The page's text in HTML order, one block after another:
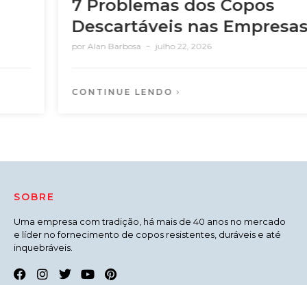
7 Problemas dos Copos
Descartáveis nas Empresas
Alan Barbosa julho 22, 2026
CONTINUE LENDO
SOBRE
Uma empresa com tradição, há mais de 40 anos no mercado
e líder no fornecimento de copos resistentes, duráveis e até
inquebráveis.